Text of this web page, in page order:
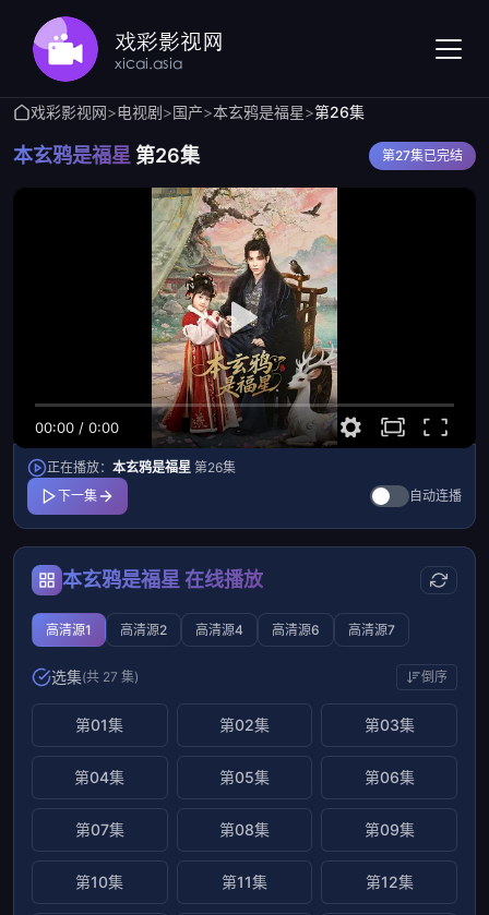
戏彩影视网>电视剧>国产>本玄鸦是福星>第26集
本玄鸦是福星 第26集 第27集已完结
00:00 / 0:00
正在播放： 本玄鸦是福星 第26集
下一集
自动连播
本玄鸦是福星 在线播放
高清源1 高清源2 高清源4 高清源6 高清源7
选集(共 27 集) 倒序
第01集 第02集 第03集
第04集 第05集 第06集
第07集 第08集 第09集
第10集 第11集 第12集